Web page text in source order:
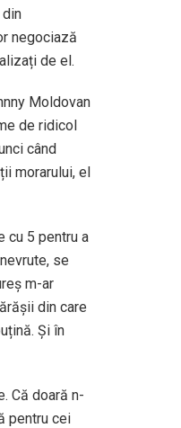
negociază
de el.
Moldovan
de ridicol
când
morarului, el
cu 5 pentru a
se
m-ar
din care
Și în
Că doară n-
pentru cei